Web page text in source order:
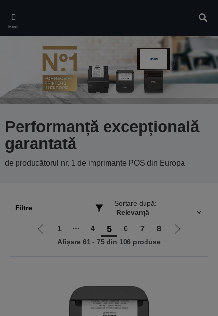
main
content
Meniu
Performanță excepțională
garantată
de producătorul nr. 1 de imprimante POS din Europa
Filtre
Sortare după:
Mergi
1 ⋯ 4 5 6 7 8
Mergi
Afișare 61 - 75 din 106 produse